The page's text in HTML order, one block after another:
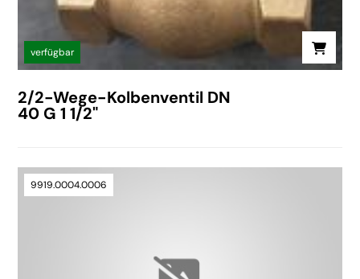
verfügbar
2/2-Wege-Kolbenventil DN
40 G 1 1/2"
9919.0004.0006